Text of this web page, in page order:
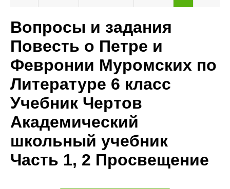
Вопросы и задания
Повесть о Петре и
Февронии Муромских по
Литературе 6 класс
Учебник Чертов
Академический
школьный учебник
Часть 1, 2 Просвещение